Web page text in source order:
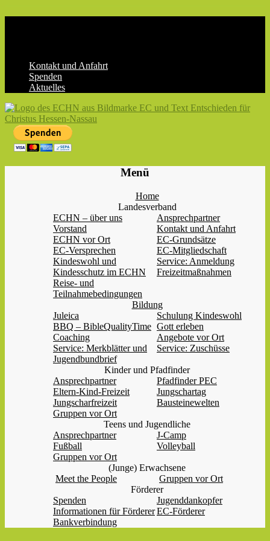
Kontakt und Anfahrt
Spenden
Aktuelles
ECHN
EC-
Menü
Home
Landesverband
ECHN – über uns
Ansprechpartner
Vorstand
Kontakt und Anfahrt
ECHN vor Ort
EC-Grundsätze
EC-Versprechen
EC-Mitgliedschaft
Kindeswohl und
Kindesschutz im ECHN
Service: Anmeldung
Freizeitmaßnahmen
Reise- und
Teilnahmebedingungen
Bildung
Juleica
Schulung Kindeswohl
BBQ – BibleQualityTime Gott erleben
Coaching
Angebote vor Ort
Service: Merkblätter und
Jugendbundbrief
Service: Zuschüsse
Kinder und Pfadfinder
Ansprechpartner
Pfadfinder PEC
Eltern-Kind-Freizeit
Jungschartag
Jungscharfreizeit
Bausteinewelten
Gruppen vor Ort
Teens und Jugendliche
Ansprechpartner
J-Camp
Fußball
Volleyball
Gruppen vor Ort
(Junge) Erwachsene
Meet the People
Gruppen vor Ort
Förderer
Spenden
Jugenddankopfer
Informationen für FördererEC-Förderer
Bankverbindung